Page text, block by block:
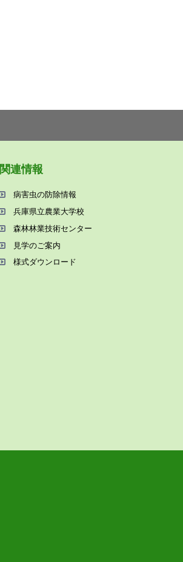
関連情報
病害⾍の防除情報
兵庫県⽴農業⼤学校
森林林業技術センター
⾒学のご案内
様式ダウンロード